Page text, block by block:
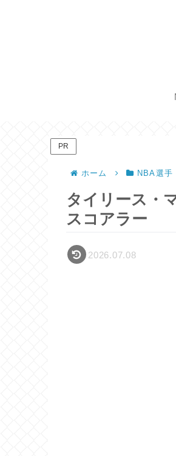
PR
ホーム NBA選手
タイリース・
スコアラー
2026.07.08